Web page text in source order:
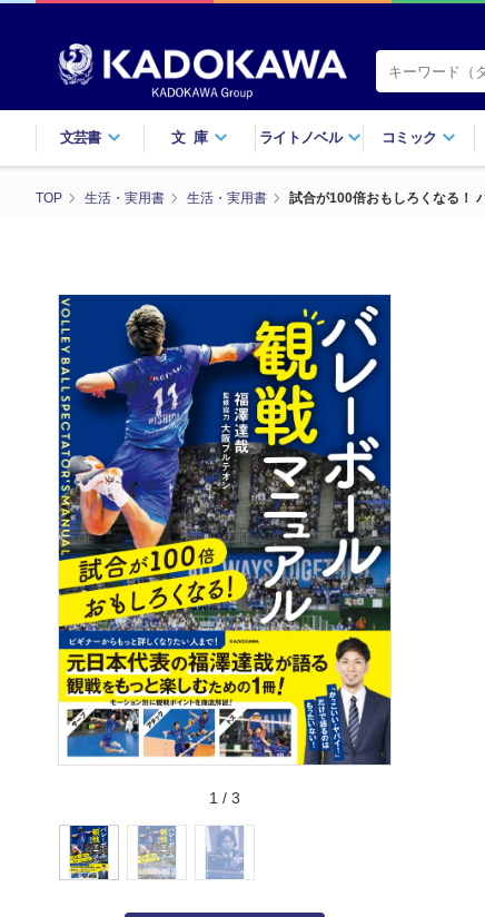
文芸書 文庫 ライトノベル コミック
TOP 生活・実用書 生活・実用書 試合が100倍おもしろくなる！
1 / 3